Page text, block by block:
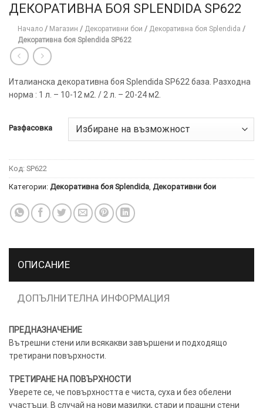
ДЕКОРАТИВНА БОЯ SPLENDIDA SP622
Начало / Магазин / Декоративни бои / Декоративна боя Splendida /
Декоративна боя Splendida SP622
Италианска декоративна боя Splendida SP622 база. Разходна
норма : 1 л. – 10-12 м2. / 2 л. – 20-24 м2.
Разфасовка
Код: SP622
Категории: Декоративна боя Splendida Декоративни бои
ОПИСАНИЕ
ДОПЪЛНИТЕЛНА ИНФОРМАЦИЯ
ПРЕДНАЗНАЧЕНИЕ
Вътрешни стени или всякакви завършени и подходящо
третирани повърхности.
ТРЕТИРАНЕ НА ПОВЪРХНОСТИ
Уверете се, че повърхността е чиста, суха и без обелени
участъци. В случай на нови мазилки, стари и прашни стени
× САЙТ
ИЗПОЛЗВА
ПОВЕЧЕ
ИНФОРМАЦИЯ
МОЖЕТЕ
ДА
НАМЕРИТЕ
ТУК.